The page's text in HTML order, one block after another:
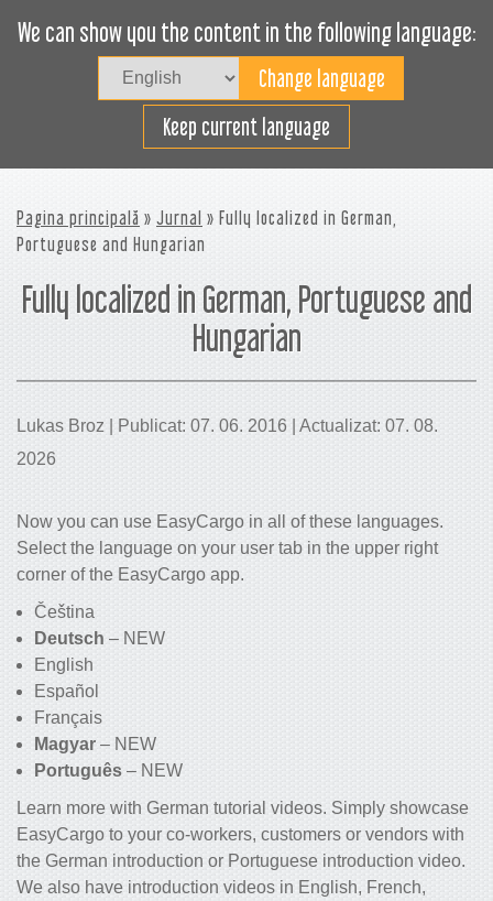
We can show you the content in the following language:
Keep current language
Încarcă eficient
Pagina principală » Jurnal » Fully localized in German,
Portuguese and Hungarian
Fully localized in German, Portuguese and
Hungarian
Lukas Broz | Publicat: 07. 06. 2016 | Actualizat: 07. 08.
2026
Now you can use EasyCargo in all of these languages.
Select the language on your user tab in the upper right
corner of the EasyCargo app.
Čeština
Deutsch – NEW
English
Español
Français
Magyar – NEW
Português – NEW
Learn more with German tutorial videos. Simply showcase
EasyCargo to your co-workers, customers or vendors with
the German introduction or Portuguese introduction video.
We also have introduction videos in English, French,